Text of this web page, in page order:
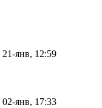
21-янв, 12:59
02-янв, 17:33